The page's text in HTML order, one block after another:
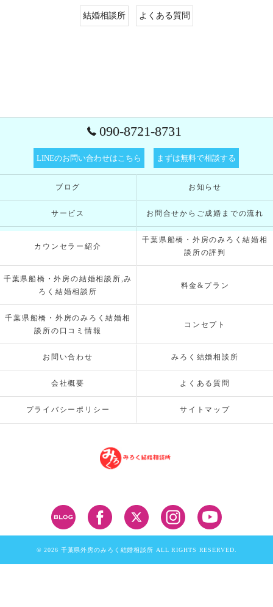
結婚相談所 よくある質問
090-8721-8731
LINEのお問い合わせはこちら まずは無料で相談する
ブログ お知らせ
サービス お問合せからご成婚までの流れ
カウンセラー紹介
千葉県船橋・外房のみろく結婚相
談所の評判
千葉県船橋・外房の結婚相談所,み
ろく結婚相談所
料金&プラン
千葉県船橋・外房のみろく結婚相
談所の口コミ情報
コンセプト
お問い合わせ みろく結婚相談所
会社概要 よくある質問
プライバシーポリシー サイトマップ
© 2026 千葉県外房のみろく結婚相談所 ALL RIGHTS RESERVED.